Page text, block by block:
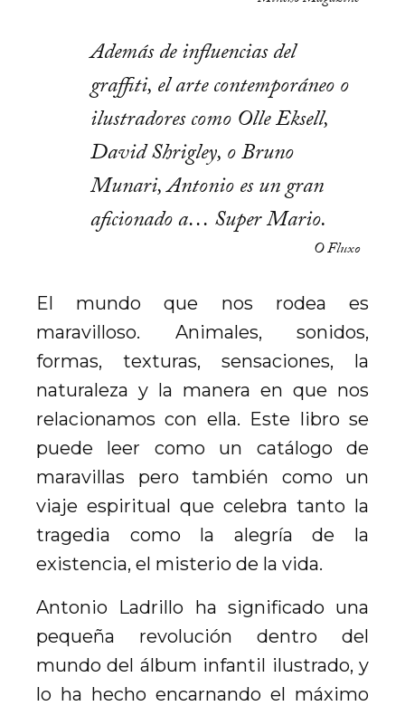
Además de influencias del
graffiti, el arte contemporáneo o
ilustradores como Olle Eksell,
David Shrigley, o Bruno
Munari, Antonio es un gran
aficionado a… Super Mario.
O Fluxo
El mundo que nos rodea es
maravilloso. Animales, sonidos,
formas, texturas, sensaciones, la
naturaleza y la manera en que nos
relacionamos con ella. Este libro se
puede leer como un catálogo de
maravillas pero también como un
viaje espiritual que celebra tanto la
tragedia como la alegría de la
existencia, el misterio de la vida.
Antonio Ladrillo ha significado una
pequeña revolución dentro del
mundo del álbum infantil ilustrado, y
lo ha hecho encarnando el máximo